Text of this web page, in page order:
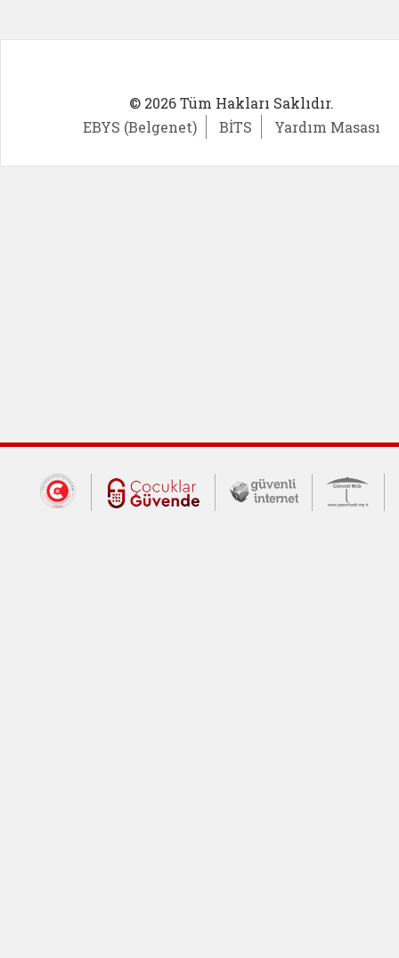
© 2026 Tüm Hakları Saklıdır.
EBYS (Belgenet)
BİTS Yardım Masası
Dış Bağlantılar
Cumhurbaşkanlığı İletişim Merkezi
Çocuklar Güvende (yeni
Güvenli